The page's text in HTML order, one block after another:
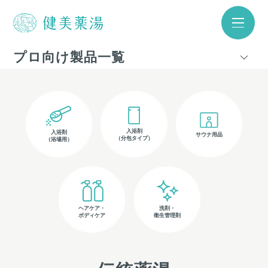
プロ向け製品一覧
入浴剤
（浴場用）
入浴剤
（分包タイプ）
サウナ用品
ヘアケア・
ボディケア
洗剤・
衛生管理剤